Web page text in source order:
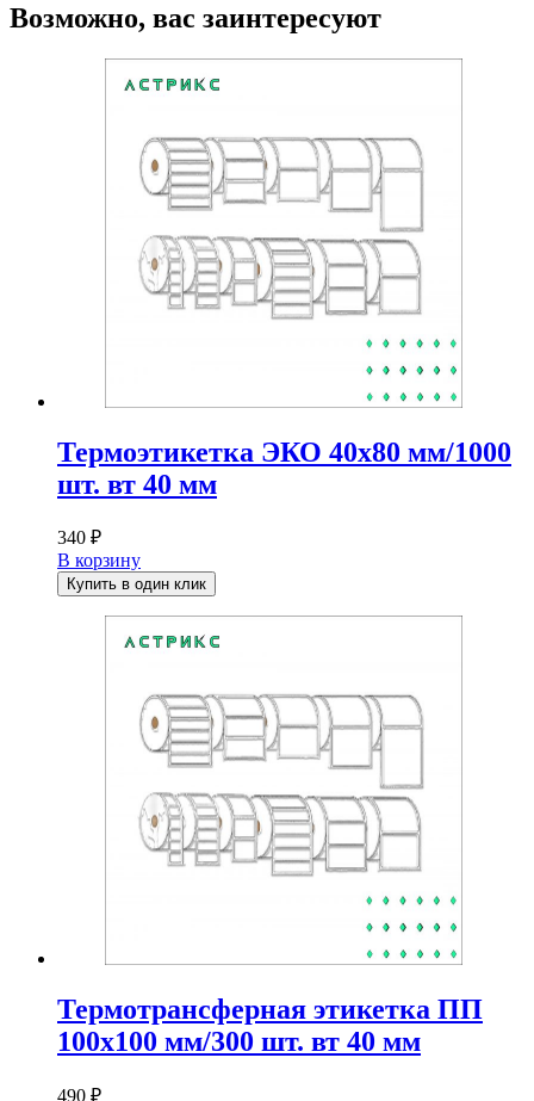
Возможно, вас заинтересуют
Термоэтикетка ЭКО 40х80 мм/1000
шт. вт 40 мм
340 ₽
В корзину
Купить в один клик
Термотрансферная этикетка ПП
100х100 мм/300 шт. вт 40 мм
490 ₽